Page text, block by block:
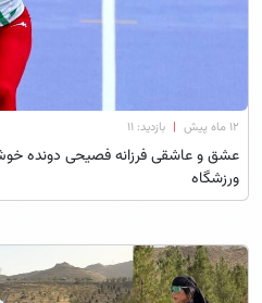
۱۲ ماه پیش | بازدید: 11
عشق و عاشقی فرزانه فصیحی دونده
ورزشگاه